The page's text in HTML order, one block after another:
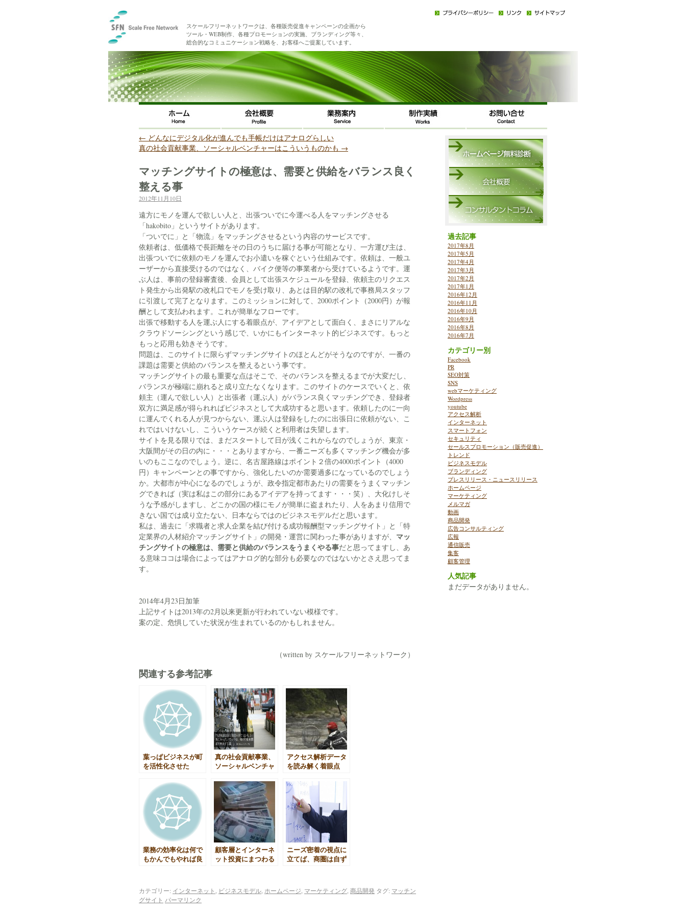
スケールフリーネットワークは、各種販売促進キャンペーンの企画から
ツール・WEB制作、各種プロモーションの実施、ブランディング等々、
総合的なコミュニケーション戦略を、お客様へご提案しています。
過去記事
2017年8月
2017年5月
2017年4月
2017年3月
2017年2月
2017年1月
2016年12月
2016年11月
2016年10月
2016年9月
2016年8月
2016年7月
カテゴリー別
Facebook
PR
SEO対策
SNS
webマーケティング
Wordpress
youtube
アクセス解析
インターネット
スマートフォン
セキュリティ
セールスプロモーション（販売促進）
トレンド
ビジネスモデル
ブランディング
プレスリリース・ニュースリリース
ホームページ
マーケティング
メルマガ
動画
商品開発
広告コンサルティング
広報
通信販売
集客
顧客管理
人気記事
まだデータがありません。
← どんなにデジタル化が進んでも手帳だけはアナログらしい
真の社会貢献事業、ソーシャルベンチャーはこういうものかも →
マッチングサイトの極意は、需要と供給をバランス良く
整える事
2012年11月10日
遠方にモノを運んで欲しい人と、出張ついでに今運べる人をマッチングさせる
「hakobito」というサイトがあります。
「ついでに」と「物流」をマッチングさせるという内容のサービスです。
依頼者は、低価格で長距離をその日のうちに届ける事が可能となり、一方運び主は、
出張ついでに依頼のモノを運んでお小遣いを稼ぐという仕組みです。依頼は、一般ユ
ーザーから直接受けるのではなく、バイク便等の事業者から受けているようです。運
ぶ人は、事前の登録審査後、会員として出張スケジュールを登録、依頼主のリクエス
ト発生から出発駅の改札口でモノを受け取り、あとは目的駅の改札で事務局スタッフ
に引渡して完了となります。このミッションに対して、2000ポイント（2000円）が報
酬として支払われます。これが簡単なフローです。
出張で移動する人を運ぶ人にする着眼点が、アイデアとして面白く、まさにリアルな
クラウドソーシングという感じで、いかにもインターネット的ビジネスです。もっと
もっと応用も効きそうです。
問題は、このサイトに限らずマッチングサイトのほとんどがそうなのですが、一番の
課題は需要と供給のバランスを整えるという事です。
マッチングサイトの最も重要な点はそこで、そのバランスを整えるまでが大変だし、
バランスが極端に崩れると成り立たなくなります。このサイトのケースでいくと、依
頼主（運んで欲しい人）と出張者（運ぶ人）がバランス良くマッチングでき、登録者
双方に満足感が得られればビジネスとして大成功すると思います。依頼したのに一向
に運んでくれる人が見つからない、運ぶ人は登録をしたのに出張日に依頼がない、こ
れではいけないし、こういうケースが続くと利用者は失望します。
サイトを見る限りでは、まだスタートして日が浅くこれからなのでしょうが、東京・
大阪間がその日の内に・・・とありますから、一番ニーズも多くマッチング機会が多
いのもここなのでしょう。逆に、名古屋路線はポイント２倍の4000ポイント（4000
円）キャンペーンとの事ですから、強化したいのか需要過多になっているのでしょう
か。大都市が中心になるのでしょうが、政令指定都市あたりの需要をうまくマッチン
グできれば（実は私はこの部分にあるアイデアを持ってます・・・笑）、大化けしそ
うな予感がしますし、どこかの国の様にモノが簡単に盗まれたり、人をあまり信用で
きない国では成り立たない、日本ならではのビジネスモデルだと思います。
私は、過去に「求職者と求人企業を結び付ける成功報酬型マッチングサイト」と「特
定業界の人材紹介マッチングサイト」の開発・運営に関わった事がありますが、 マッ
チングサイトの極意は、需要と供給のバランスをうまくやる事だと思ってますし、あ
る意味ココは場合によってはアナログ的な部分も必要なのではないかとさえ思ってま
す。
2014年4月23日加筆
上記サイトは2013年の2月以来更新が行われていない模様です。
案の定、危惧していた状況が生まれているのかもしれません。
（written by スケールフリーネットワーク）
関連する参考記事
葉っぱビジネスが町
を活性化させた
真の社会貢献事業、
ソーシャルベンチャ
も
アクセス解析データ
を読み解く着眼点
業務の効率化は何で
もかんでもやれば良
顧客層とインターネ
ット投資にまつわる
ニーズ密着の視点に
立てば、商圏は自ず
カテゴリー: インターネット ビジネスモデル ホームページ マーケティング 商品開発 タグ: マッチン
グサイト パーマリンク